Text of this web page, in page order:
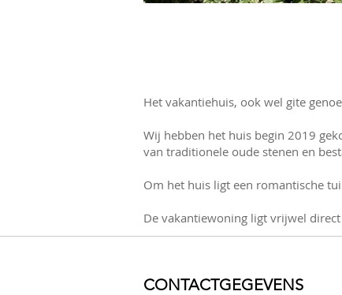
Het vakantiehuis, ook wel gite
Wij hebben het huis begin 2019
van traditionele oude stenen en
Om het huis ligt een romantische
De vakantiewoning ligt vrijwel
CONTACTGEGEVENS